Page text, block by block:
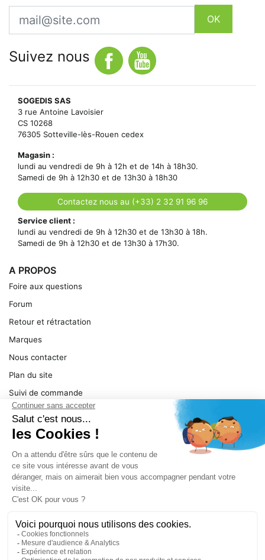
Email
OK
Suivez nous
SOGEDIS SAS
3 rue Antoine Lavoisier
CS 10268
76305 Sotteville-lès-Rouen cedex
Magasin :
lundi au vendredi de 9h à 12h et de 14h à 18h30.
Samedi de 9h à 12h30 et de 13h30 à 18h30
Contactez nous au (+33) 2 32 91 96 96
Service client :
lundi au vendredi de 9h à 12h30 et de 13h30 à 18h.
Samedi de 9h à 12h30 et de 13h30 à 17h30.
A PROPOS
Foire aux questions
Forum
Retour et rétractation
Marques
Nous contacter
Plan du site
Suivi de commande
Ma facture
Mentions légales
SERVICE
Pièces détachées
Catégories de produit
Dépannage
Le magasin